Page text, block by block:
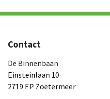
Contact
De Binnenbaan
Einsteinlaan 10
2719 EP Zoetermeer